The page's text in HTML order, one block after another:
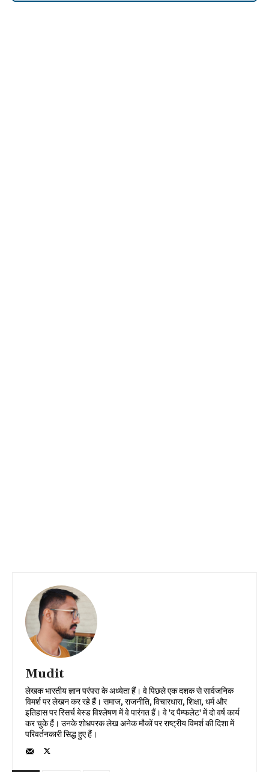
Mudit
लेखक भारतीय ज्ञान परंपरा के अध्येता हैं। वे पिछले एक दशक से सार्वजनिक
विमर्श पर लेखन कर रहे हैं। समाज, राजनीति, विचारधारा, शिक्षा, धर्म और
इतिहास पर रिसर्च बेस्ड विश्लेषण में वे पारंगत हैं। वे 'द पैम्फलेट' में दो वर्ष कार्य
कर चुके हैं। उनके शोधपरक लेख अनेक मौकों पर राष्ट्रीय विमर्श की दिशा में
परिवर्तनकारी सिद्ध हुए हैं।